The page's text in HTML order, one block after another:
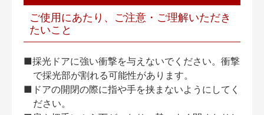
ご使用にあたり、ご注意・ご理解いただき
たいこと
■採光ドアに強い衝撃を与えないでください。衝撃
で採光部が割れる可能性があります。
■ドアの開閉の際に指や手を挟まないようにしてく
ださい。